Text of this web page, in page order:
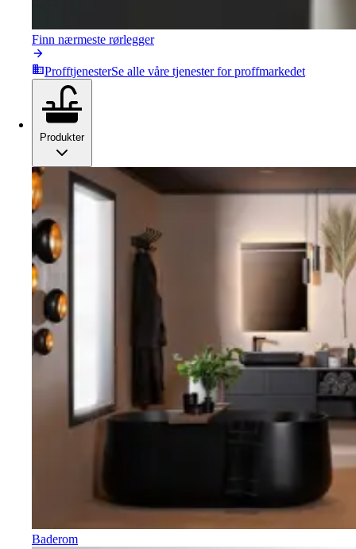
Finn nærmeste rørlegger
ProfftjenesterSe alle våre tjenester for proffmarkedet
Produkter
Baderom